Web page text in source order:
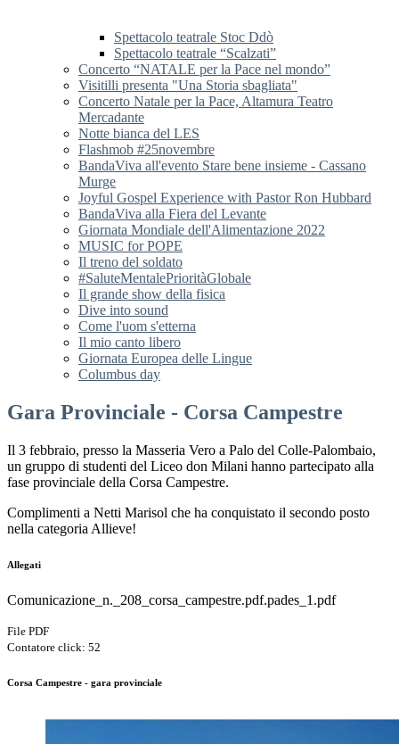
Spettacolo teatrale Stoc Ddò
Spettacolo teatrale “Scalzati”
Concerto “NATALE per la Pace nel mondo”
Visitilli presenta "Una Storia sbagliata"
Concerto Natale per la Pace, Altamura Teatro
Mercadante
Notte bianca del LES
Flashmob #25novembre
BandaViva all'evento Stare bene insieme - Cassano
Murge
Joyful Gospel Experience with Pastor Ron Hubbard
BandaViva alla Fiera del Levante
Giornata Mondiale dell'Alimentazione 2022
MUSIC for POPE
Il treno del soldato
#SaluteMentalePrioritàGlobale
Il grande show della fisica
Dive into sound
Come l'uom s'etterna
Il mio canto libero
Giornata Europea delle Lingue
Columbus day
Gara Provinciale - Corsa Campestre
Il 3 febbraio, presso la Masseria Vero a Palo del Colle-Palombaio,
un gruppo di studenti del Liceo don Milani hanno partecipato alla
fase provinciale della Corsa Campestre.
Complimenti a Netti Marisol che ha conquistato il secondo posto
nella categoria Allieve!
Allegati
Comunicazione_n._208_corsa_campestre.pdf.pades_1.pdf
File PDF
Contatore click: 52
Corsa Campestre - gara provinciale